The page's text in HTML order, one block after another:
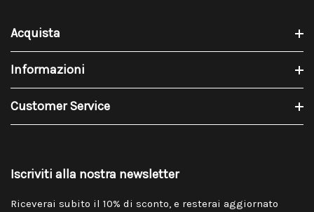
Acquista
Informazioni
Customer Service
Iscriviti alla nostra newsletter
Riceverai subito il 10% di sconto, e resterai aggiornato